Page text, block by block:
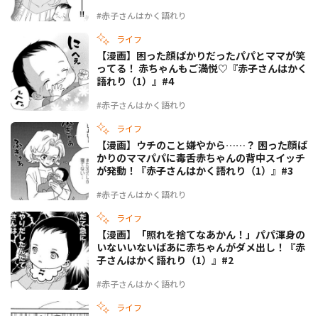
#赤子さんはかく語れり
ライフ
#赤子さんはかく語れり
【漫画】困った顔ばかりだったパパとママが笑
ってる！ 赤ちゃんもご満悦♡『赤子さんはかく
語れり（1）』#4
ライフ
#赤子さんはかく語れり
【漫画】ウチのこと嫌やから……？ 困った顔ば
かりのママパパに毒舌赤ちゃんの背中スイッチ
が発動！『赤子さんはかく語れり（1）』#3
ライフ
#赤子さんはかく語れり
【漫画】「照れを捨てなあかん！」パパ渾身の
いないいないばあに赤ちゃんがダメ出し！『赤
子さんはかく語れり（1）』#2
ライフ